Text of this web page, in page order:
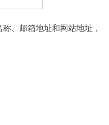
、邮箱地址和网站地址，